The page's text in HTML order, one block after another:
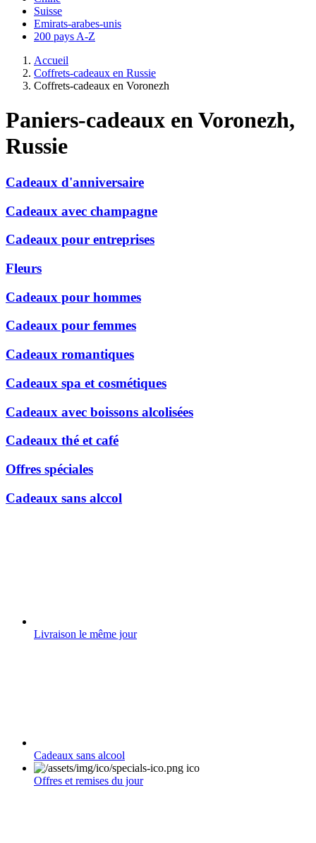
Suisse
Emirats-arabes-unis
200 pays A-Z
Accueil
Coffrets-cadeaux en Russie
Coffrets-cadeaux en Voronezh
Paniers-cadeaux en Voronezh,
Russie
Cadeaux d'anniversaire
Cadeaux avec champagne
Cadeaux pour entreprises
Fleurs
Cadeaux pour hommes
Cadeaux pour femmes
Cadeaux romantiques
Cadeaux spa et cosmétiques
Cadeaux avec boissons alcolisées
Cadeaux thé et café
Offres spéciales
Cadeaux sans alccol
Livraison le même jour
Cadeaux sans alcool
Offres et remises du jour